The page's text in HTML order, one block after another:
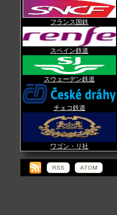
フランス国鉄
スペイン鉄道
スウェーデン鉄道
チェコ鉄道
ワゴン・リ社